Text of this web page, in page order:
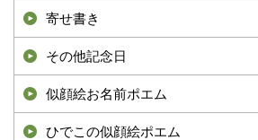
寄せ書き
その他記念日
似顔絵お名前ポエム
ひでこの似顔絵ポエム